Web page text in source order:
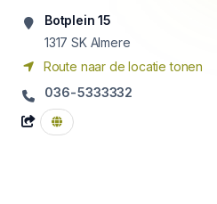
Botplein 15
1317 SK Almere
Route naar de locatie tonen
036-5333332